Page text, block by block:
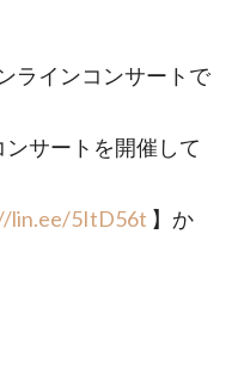
ラインコンサートで
サートを開催して
lin.ee/5ItD56t 】か